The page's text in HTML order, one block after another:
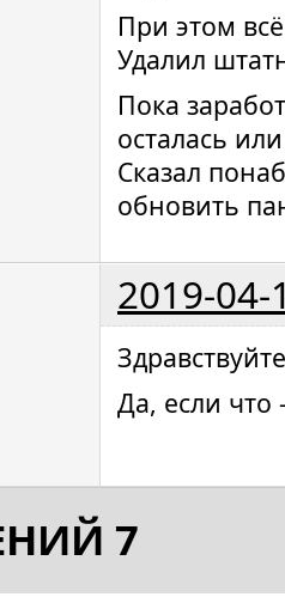
При этом
Удалил
Пока
осталась
Сказал
обновить
2019-04-
Да, если что
7